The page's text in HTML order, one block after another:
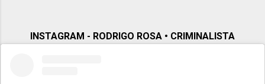
escritórios · Crimes Ambientais · Crimes
INSTAGRAM - RODRIGO ROSA • CRIMINALISTA